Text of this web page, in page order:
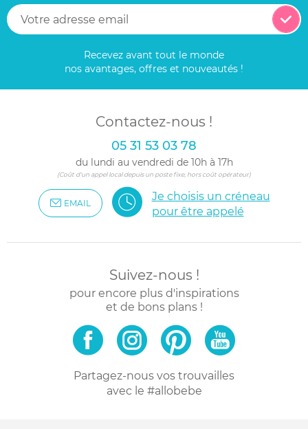
Recevez avant tout le monde
nos avantages, offres et nouveautés !
Contactez-nous !
05 31 53 03 78
du lundi au vendredi de 10h à 17h
(Coût d'un appel local depuis un poste fixe, hors coût opérateur)
EMAIL
Je choisis un créneau
pour être appelé
Suivez-nous !
pour encore plus d'inspirations
et de bons plans !
Partagez-nous vos trouvailles
avec le #allobebe